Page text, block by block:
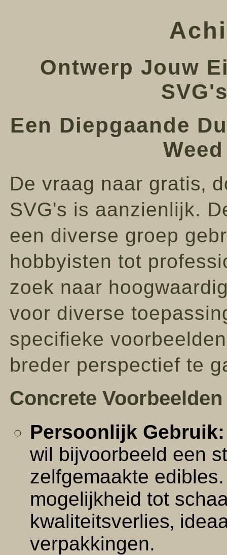
Ontwerp Jouw
Een Diepgaande
De vraag naar gratis‚
SVG's is aanzienlijk.
een diverse groep
hobbyisten tot
zoek naar
voor diverse
specifieke
breder perspectief te
Concrete
Persoonlijk Gebruik:
wil bijvoorbeeld een
zelfgemaakte
mogelijkheid tot
kwaliteitsverlies‚
verpakkingen.